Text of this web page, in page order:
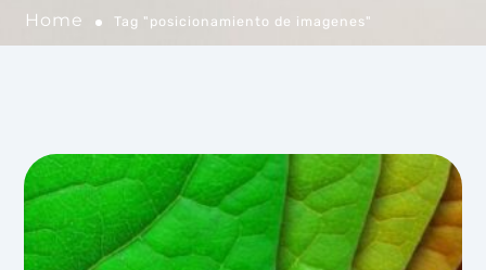
Home Tag "posicionamiento de imagenes"